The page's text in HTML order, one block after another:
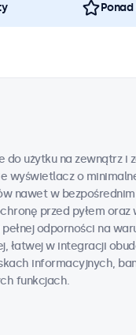
do użytku na zewnątrz i
wyświetlacz o
nawet w bezpośrednim
przed pyłem oraz
odporności na
łatwej w integracji
informacyjnych,
funkcjach.